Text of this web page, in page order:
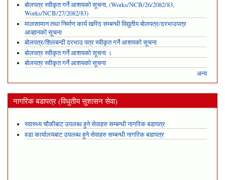
बोलपत्र स्वीकृत गर्ने आशयको सूचना, (Works/NCB/26/2082/83,
Works/NCB/27/2082/83)
मालसामान तथा निर्माण कार्य खरिद सम्बन्धी विद्युतीय बोलपत्र/दरभाउपत्र
आव्हानको सूचना
बोलपत्र/शिलबन्दी दरभाउ पत्र स्वीकृत गर्ने आशयको सूचना
बोलपत्र स्वीकृत गर्ने आशयको सूचना ।
बोलपत्र स्वीकृत गर्ने आशयको सूचना
अन्य
नागरिक बडापत्र (विधुतीय सुशासन सेवा)
स्वास्थ्य चौकीबाट उपलब्ध हुने सेवाहरु सम्बन्धी नागरिक बडापत्र
वडा कार्यालयबाट उपलब्ध हुने सेवाहरु सम्बन्धी नागरिक बडापत्र